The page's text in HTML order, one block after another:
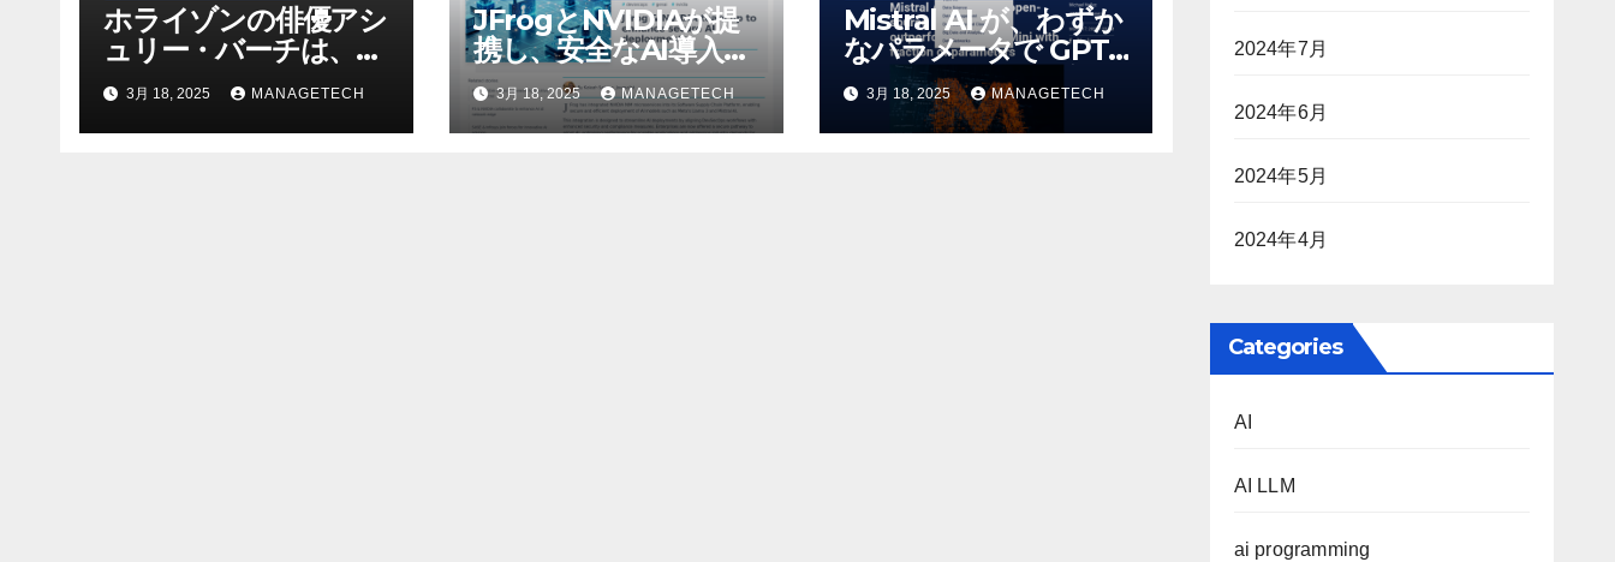
ホライゾンの俳優アシ
ュリー・バーチは、ソ
ニーのAIアロイのビデ
オを見て「ゲームパフ
ォーマンスという芸術
3月 18, 2025 MANAGETECH
JFrogとNVIDIAが提
携し、安全なAI導入を
強化
3月 18, 2025 MANAGETECH
Mistral AI が、わずか
なパラメータで GPT-
4o Mini を上回る新し
いオープンソース モ
デルをリリース |
3月 18, 2025 MANAGETECH
2024年7月
2024年6月
2024年5月
2024年4月
Categories
AI
AI LLM
ai programming